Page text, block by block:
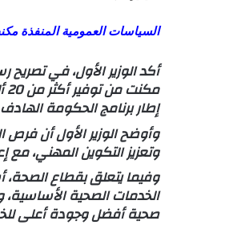
السياسات العمومية المنفذة مكنت من
إطار برنامج الحكومة
وأوضح الوزير الأول أن فرص
وتعزيز التكوين المهني،
وفيما يتعلق بقطاع
الخدمات الصحية الأساسية،
صحية أفضل وجودة أعلى